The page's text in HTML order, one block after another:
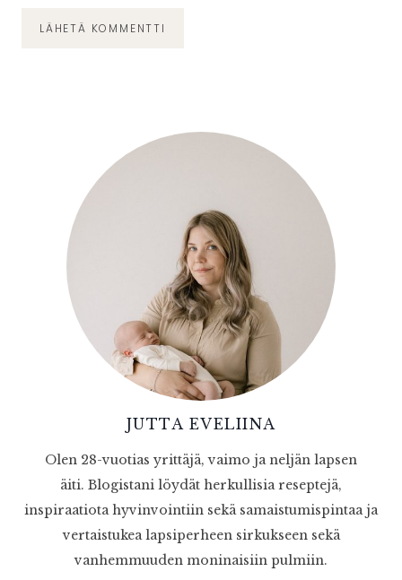
JUTTA EVELIINA
Olen 28-vuotias yrittäjä, vaimo ja neljän lapsen
äiti. Blogistani löydät herkullisia reseptejä,
inspiraatiota hyvinvointiin sekä samaistumispintaa ja
vertaistukea lapsiperheen sirkukseen sekä
vanhemmuuden moninaisiin pulmiin.